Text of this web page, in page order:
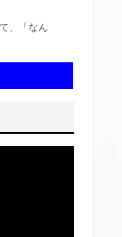
、「なん